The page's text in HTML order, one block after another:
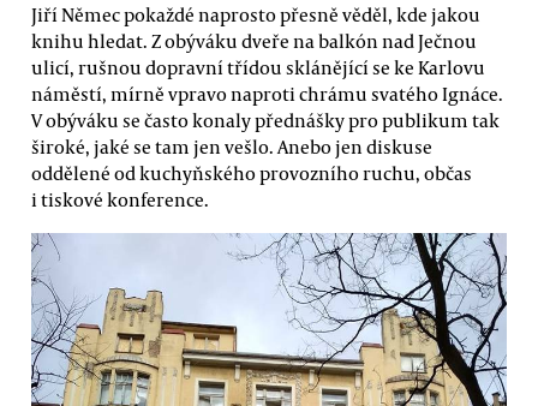
Jiří Němec pokaždé naprosto přesně věděl, kde jakou
knihu hledat. Z obýváku dveře na balkón nad Ječnou
ulicí, rušnou dopravní třídou sklánějící se ke Karlovu
náměstí, mírně vpravo naproti chrámu svatého Ignáce.
V obýváku se často konaly přednášky pro publikum tak
široké, jaké se tam jen vešlo. Anebo jen diskuse
oddělené od kuchyňského provozního ruchu, občas
i tiskové konference.